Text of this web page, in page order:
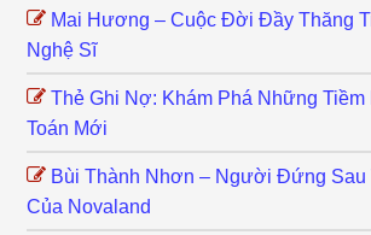
Mai Hương – Cuộc Đời Đầy Thăng
Nghệ Sĩ
Thẻ Ghi Nợ: Khám Phá Những Tiềm
Toán Mới
Bùi Thành Nhơn – Người Đứng Sau
Của Novaland